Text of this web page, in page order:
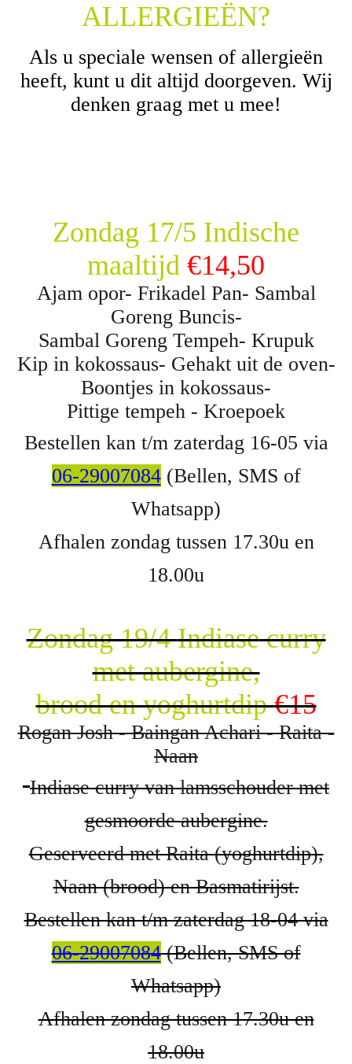
ALLERGIEËN?
Als u speciale wensen of allergieën
heeft, kunt u dit altijd doorgeven. Wij
denken graag met u mee!
Zondag 17/5 Indische
maaltijd €14,50
Ajam opor- Frikadel Pan- Sambal
Goreng Buncis-
Sambal Goreng Tempeh- Krupuk
Kip in kokossaus- Gehakt uit de oven-
Boontjes in kokossaus-
Pittige tempeh - Kroepoek
Bestellen kan t/m zaterdag 16-05 via
06-29007084(Bellen, SMS of
Whatsapp)
Afhalen zondag tussen 17.30u en
18.00u
Zondag 19/4Indiasecurry
met aubergine,
brood en yoghurtdip€15
Rogan Josh - Baingan Achari - Raita -
Naan
Indiase curry van lamsschouder met
gesmoorde aubergine.
Geserveerd met Raita (yoghurtdip),
Naan (brood) en Basmatirijst.
Bestellen kan t/m zaterdag 18-04 via
06-29007084(Bellen, SMS of
Whatsapp)
Afhalen zondag tussen 17.30u en
18.00u